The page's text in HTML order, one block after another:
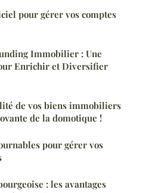
pour gérer vos comptes
Immobilier : Une
Enrichir et Diversifier
de vos biens immobiliers
de la domotique !
pour gérer vos
: les avantages